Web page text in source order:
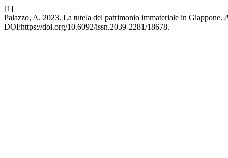
[1]
Palazzo, A. 2023. La tutela del patrimonio immateriale in Giappone.
DOI:https://doi.org/10.6092/issn.2039-2281/18678.